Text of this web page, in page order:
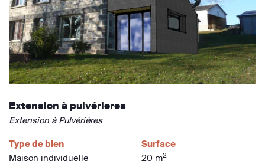
Extension à pulvérieres
Extension à Pulvérières
Type de bien
Maison individuelle
Surface
20 m2